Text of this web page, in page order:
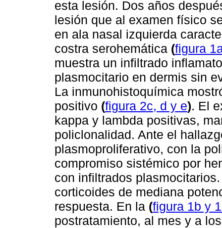
esta lesión. Dos años
lesión que al examen físico
en ala nasal izquierda
costra serohemática (figura
muestra un infiltrado
plasmocitario en dermis sin
La inmunohistoquímica
positivo (figura 2c, d y e). El
kappa y lambda positivas,
policlonalidad. Ante el
plasmoproliferativo, con la
compromiso sistémico por
con infiltrados
corticoides de mediana
respuesta. En la (figura 1b y
postratamiento, al mes y a